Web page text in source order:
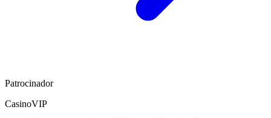
Patrocinador
CasinoVIP